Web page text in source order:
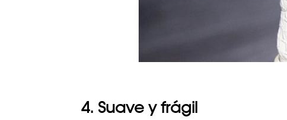
4. Suave y frágil